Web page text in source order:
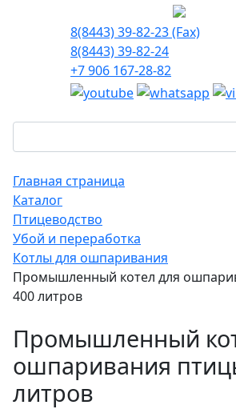
8(8443) 39-82-23 (Fax)
8(8443) 39-82-24
+7 906 167-28-82
Главная страница
Каталог
Птицеводство
Убой и переработка
Котлы для ошпаривания
Промышленный котел для
400 литров
Промышленный
ошпаривания
литров